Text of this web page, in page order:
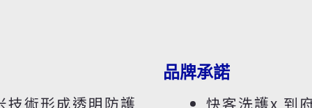
技術形成透明防護
品牌承諾
快客洗護x 到